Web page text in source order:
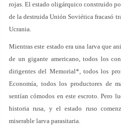
rojas. El estado oligárquico construido
de la destruida Unión Soviética fracasó
Ucrania.
Mientras este estado era una larva que
de un gigante americano, todos los
dirigentes del Memorial*, todos los
Economía, todos los productores de
sentían cómodos en este escroto. Pero
historia rusa, y el estado ruso
miserable larva parasitaria.